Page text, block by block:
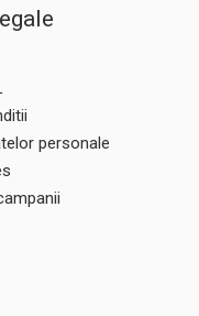
personale